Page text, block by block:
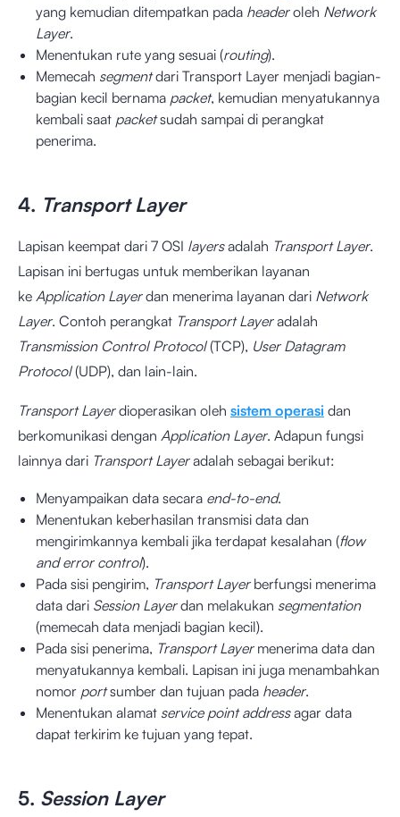
yang kemudian ditempatkan pada headeroleh Network
Layer.
Menentukan rute yang sesuai (routing).
Memecah segmentdari Transport Layer menjadi bagian-
bagian kecil bernama packet, kemudian menyatukannya
kembali saat packetsudah sampai di perangkat
penerima.
4. Transport Layer
Lapisan keempat dari 7 OSI layersadalah Transport Layer.
Lapisan ini bertugas untuk memberikan layanan
ke Application Layerdan menerima layanan dari Network
Layer. Contoh perangkat Transport Layeradalah
Transmission Control Protocol(TCP), User Datagram
Protocol(UDP), dan lain-lain.
Transport Layerdioperasikan oleh sistem operasi dan
berkomunikasi dengan Application Layer. Adapun fungsi
lainnya dari Transport Layeradalah sebagai berikut:
Menyampaikan data secara end-to-end.
Menentukan keberhasilan transmisi data dan
mengirimkannya kembali jika terdapat kesalahan (flow
and error control).
Pada sisi pengirim, Transport Layer berfungsi menerima
data dari Session Layerdan melakukan segmentation
(memecah data menjadi bagian kecil).
Pada sisi penerima, Transport Layermenerima data dan
menyatukannya kembali. Lapisan ini juga menambahkan
nomor portsumber dan tujuan pada header.
Menentukan alamat service point addressagar data
dapat terkirim ke tujuan yang tepat.
5. Session Layer